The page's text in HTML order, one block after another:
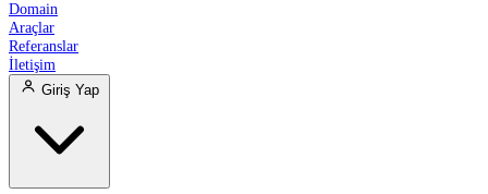
Domain
Araçlar
Referanslar
İletişim
Giriş Yap